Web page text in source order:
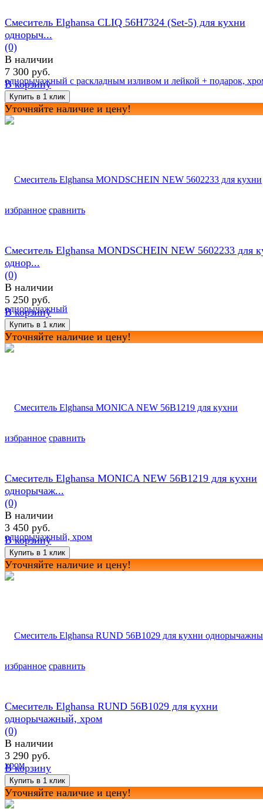
избранное сравнить
Смеситель Elghansa CLIQ 56H7324 (Set-5) для кухни
однорыч...
(0)
В наличии
7 300 руб.
В корзину
Уточняйте наличие и цену!
избранное сравнить
Смеситель Elghansa MONDSCHEIN NEW 5602233 для
однор...
(0)
В наличии
5 250 руб.
В корзину
Уточняйте наличие и цену!
избранное сравнить
Смеситель Elghansa MONICA NEW 56B1219 для кухни
однорычаж...
(0)
В наличии
3 450 руб.
В корзину
Уточняйте наличие и цену!
Смеситель Elghansa RUND 56B1029 для кухни
однорычажный, хром
(0)
В наличии
3 290 руб.
В корзину
Уточняйте наличие и цену!